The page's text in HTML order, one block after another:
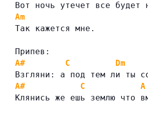
Вот ночь утечет все будет
Am
Так кажется мне.
Припев:
A#
C
Dm
Взгляни: а под тем ли ты
A#
C
A
Клянись же ешь землю что